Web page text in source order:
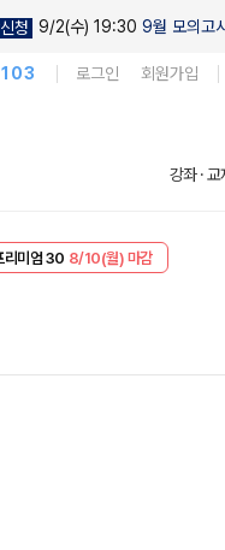
청 9/2(수) 19:30 9월 모의고
로그인 회원가입
강좌 · 교
리미엄 30 8/10(월) 마감